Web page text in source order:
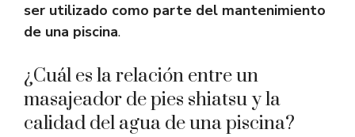
ser utilizado como parte del mantenimiento
de una piscina.
¿Cuál es la relación entre un
masajeador de pies shiatsu y la
calidad del agua de una piscina?